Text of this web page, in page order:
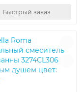
Быстрый заказ